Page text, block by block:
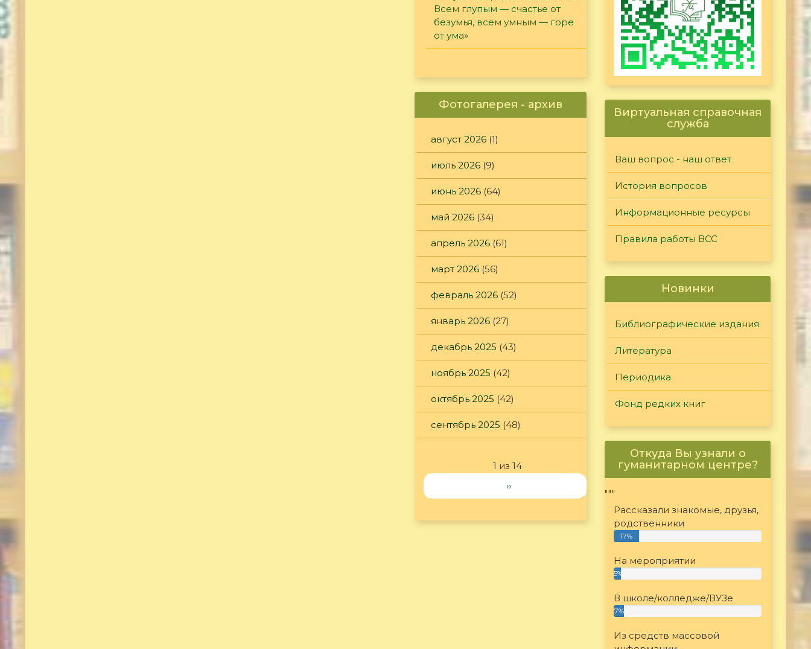
Всем глупым — счастье от
безумья, всем умным — горе
от ума»
Фотогалерея - архив
август 2026 (1)
июль 2026 (9)
июнь 2026 (64)
май 2026 (34)
апрель 2026 (61)
март 2026 (56)
февраль 2026 (52)
январь 2026 (27)
декабрь 2025 (43)
ноябрь 2025 (42)
октябрь 2025 (42)
сентябрь 2025 (48)
1 из 14
››
Виртуальная справочная
служба
Ваш вопрос - наш ответ
История вопросов
Информационные ресурсы
Правила работы ВСС
Новинки
Библиографические издания
Литература
Периодика
Фонд редких книг
Откуда Вы узнали о
гуманитарном центре?
"""
Рассказали знакомые, друзья,
родственники
17%
На мероприятии
5%
В школе/колледже/ВУЗе
7%
Из средств массовой